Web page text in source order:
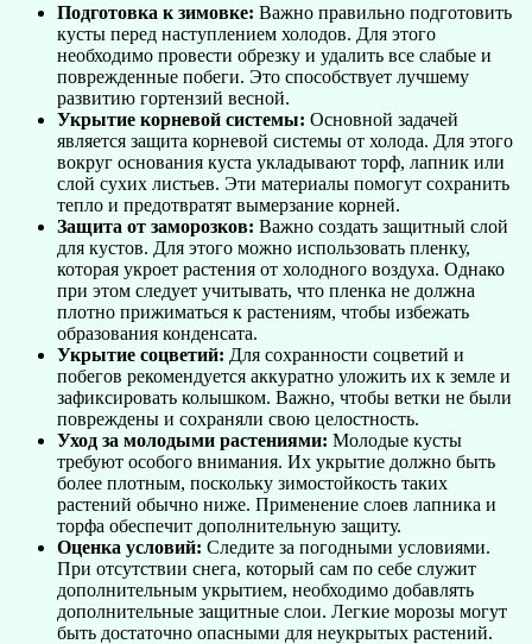
Подготовка к зимовке: Важно правильно подготовить
кусты перед наступлением холодов. Для этого
необходимо провести обрезку и удалить все слабые и
поврежденные побеги. Это способствует лучшему
развитию гортензий весной.
Укрытие корневой системы: Основной задачей
является защита корневой системы от холода. Для этого
вокруг основания куста укладывают торф, лапник или
слой сухих листьев. Эти материалы помогут сохранить
тепло и предотвратят вымерзание корней.
Защита от заморозков: Важно создать защитный слой
для кустов. Для этого можно использовать пленку,
которая укроет растения от холодного воздуха. Однако
при этом следует учитывать, что пленка не должна
плотно прижиматься к растениям, чтобы избежать
образования конденсата.
Укрытие соцветий: Для сохранности соцветий и
побегов рекомендуется аккуратно уложить их к земле и
зафиксировать колышком. Важно, чтобы ветки не были
повреждены и сохраняли свою целостность.
Уход за молодыми растениями: Молодые кусты
требуют особого внимания. Их укрытие должно быть
более плотным, поскольку зимостойкость таких
растений обычно ниже. Применение слоев лапника и
торфа обеспечит дополнительную защиту.
Оценка условий: Следите за погодными условиями.
При отсутствии снега, который сам по себе служит
дополнительным укрытием, необходимо добавлять
дополнительные защитные слои. Легкие морозы могут
быть достаточно опасными для неукрытых растений.